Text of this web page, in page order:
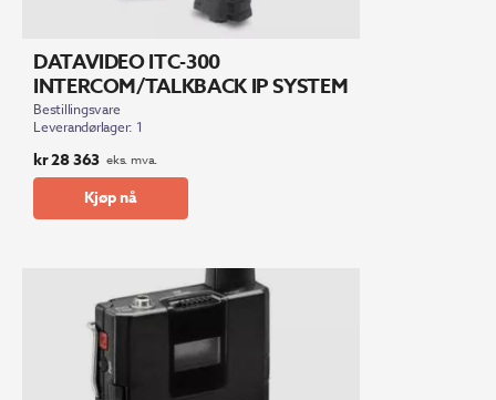
DATAVIDEO ITC-300
INTERCOM/TALKBACK IP SYSTEM
Bestillingsvare
Leverandørlager: 1
kr28 363 eks. mva.
Kjøp nå